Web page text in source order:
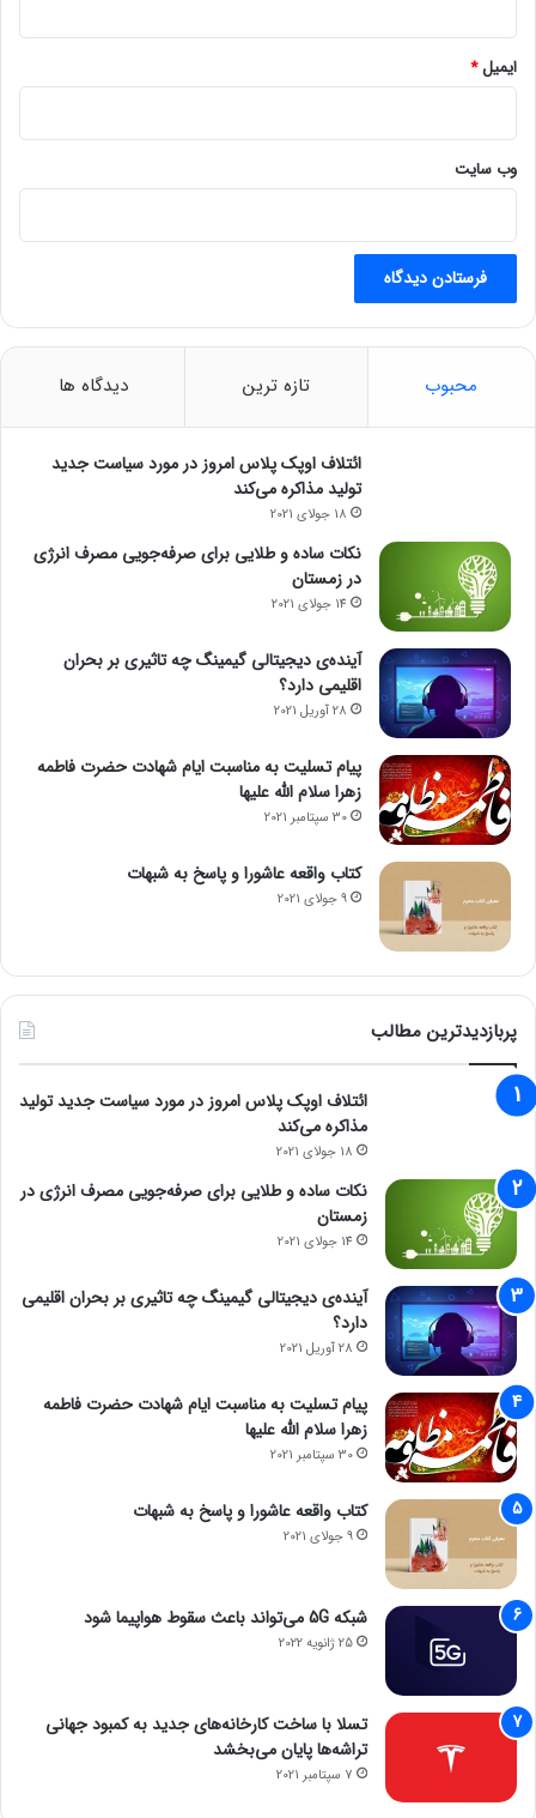
ایمیل*
وب‌ سایت
محبوب تازه ترین دیدگاه ها
ائتلاف اوپک پلاس امروز در مورد سیاست جدید
تولید مذاکره می‌کند
18 جولای 2021
نکات ساده و طلایی برای صرفه‌جویی مصرف انرژی
در زمستان
14 جولای 2021
آینده‌ی دیجیتالی گیمینگ چه تاثیری بر بحران
اقلیمی دارد؟
28 آوریل 2021
پیام تسلیت به مناسبت ایام شهادت حضرت فاطمه
زهرا سلام الله علیها
30 سپتامبر 2021
کتاب واقعه عاشورا و پاسخ به شبهات
9 جولای 2021
پربازدیدترین مطالب
ائتلاف اوپک پلاس امروز در مورد سیاست جدید تولید
مذاکره می‌کند
18 جولای 2021
نکات ساده و طلایی برای صرفه‌جویی مصرف انرژی در
زمستان
14 جولای 2021
آینده‌ی دیجیتالی گیمینگ چه تاثیری بر بحران اقلیمی
دارد؟
28 آوریل 2021
پیام تسلیت به مناسبت ایام شهادت حضرت فاطمه
زهرا سلام الله علیها
30 سپتامبر 2021
کتاب واقعه عاشورا و پاسخ به شبهات
9 جولای 2021
شبکه 5G می‌تواند باعث سقوط هواپیما شود
25 ژانویه 2022
تسلا با ساخت کارخانه‌های جدید به کمبود جهانی
تراشه‌ها پایان می‌بخشد
7 سپتامبر 2021